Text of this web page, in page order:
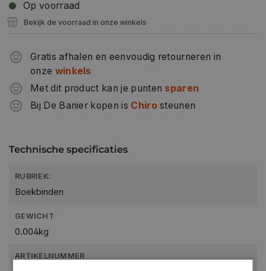
Op voorraad
Bekijk de voorraad in onze winkels
Gratis afhalen en eenvoudig retourneren in
onze winkels
Met dit product kan je punten sparen
Bij De Banier kopen is Chirosteunen
Technische specificaties
RUBRIEK:
Boekbinden
GEWICHT
0.004kg
ARTIKELNUMMER